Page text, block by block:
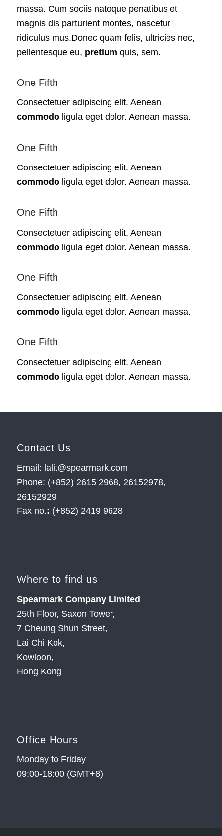
massa. Cum sociis natoque penatibus et
magnis dis parturient montes, nascetur
ridiculus mus.Donec quam felis, ultricies nec,
pellentesque eu, pretium quis, sem.
One Fifth
Consectetuer adipiscing elit. Aenean
commodoligula eget dolor. Aenean massa.
One Fifth
Consectetuer adipiscing elit. Aenean
commodoligula eget dolor. Aenean massa.
One Fifth
Consectetuer adipiscing elit. Aenean
commodoligula eget dolor. Aenean massa.
One Fifth
Consectetuer adipiscing elit. Aenean
commodoligula eget dolor. Aenean massa.
One Fifth
Consectetuer adipiscing elit. Aenean
commodoligula eget dolor. Aenean massa.
Contact Us
Email: lalit@spearmark.com
Phone: (+852) 2615 2968, 26152978,
26152929
Fax no.: (+852) 2419 9628
Where to find us
Spearmark Company Limited
25th Floor, Saxon Tower,
7 Cheung Shun Street,
Lai Chi Kok,
Kowloon,
Hong Kong
Office Hours
Monday to Friday
09:00-18:00 (GMT+8)